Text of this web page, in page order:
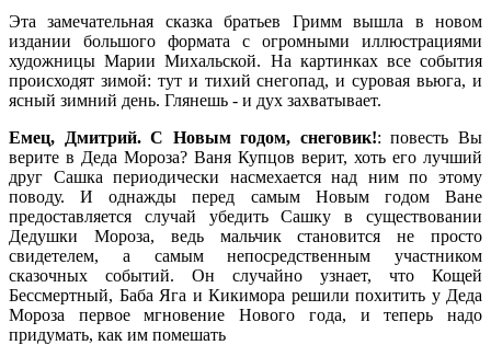
Эта замечательная сказка братьев Гримм вышла в новом
издании большого формата с огромными иллюстрациями
художницы Марии Михальской. На картинках все события
происходят зимой: тут и тихий снегопад, и суровая вьюга, и
ясный зимний день. Глянешь - и дух захватывает.
Емец, Дмитрий. С Новым годом, снеговик!: повесть Вы
верите в Деда Мороза? Ваня Купцов верит, хоть его лучший
друг Сашка периодически насмехается над ним по этому
поводу. И однажды перед самым Новым годом Ване
предоставляется случай убедить Сашку в существовании
Дедушки Мороза, ведь мальчик становится не просто
свидетелем, а самым непосредственным участником
сказочных событий. Он случайно узнает, что Кощей
Бессмертный, Баба Яга и Кикимора решили похитить у Деда
Мороза первое мгновение Нового года, и теперь надо
придумать, как им помешать